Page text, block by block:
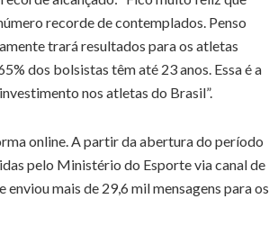
recorde de contemplados. Penso
trará resultados para os atletas
dos bolsistas têm até 23 anos. Essa é a
nos atletas do Brasil”.
online. A partir da abertura do período
pelo Ministério do Esporte via canal de
mais de 29,6 mil mensagens para os